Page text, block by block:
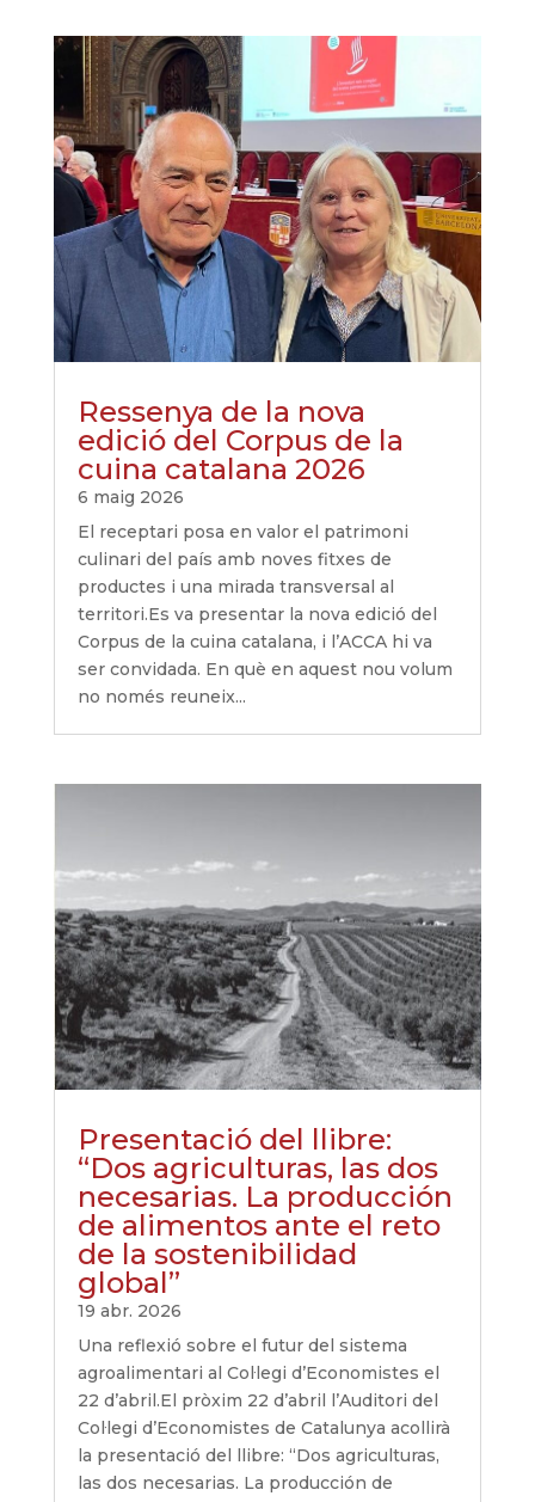
Ressenya de la nova
edició del Corpus de la
cuina catalana 2026
6 maig 2026
El receptari posa en valor el patrimoni
culinari del país amb noves fitxes de
productes i una mirada transversal al
territori.Es va presentar la nova edició del
Corpus de la cuina catalana, i l’ACCA hi va
ser convidada. En què en aquest nou volum
no només reuneix...
Presentació del llibre:
“Dos agriculturas, las dos
necesarias. La producción
de alimentos ante el reto
de la sostenibilidad
global”
19 abr. 2026
Una reflexió sobre el futur del sistema
agroalimentari al Col·legi d’Economistes el
22 d’abril.El pròxim 22 d’abril l’Auditori del
Col·legi d’Economistes de Catalunya acollirà
la presentació del llibre: “Dos agriculturas,
las dos necesarias. La producción de